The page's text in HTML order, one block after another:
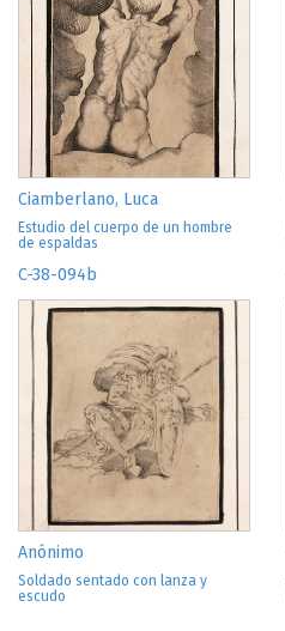
Ciamberlano, Luca
Estudio del cuerpo de un hombre
de espaldas
C-38-094b
Anónimo
Soldado sentado con lanza y
escudo